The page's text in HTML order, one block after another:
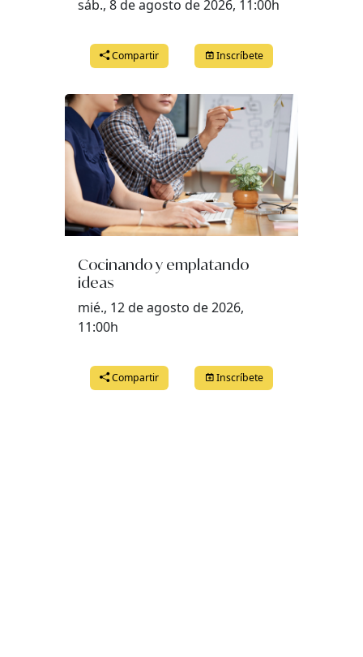
sáb., 8 de agosto de 2026, 11:00h
Compartir Inscríbete
Cocinando y emplatando
ideas
mié., 12 de agosto de 2026,
11:00h
Compartir Inscríbete